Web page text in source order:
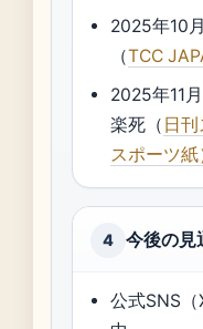
2025年10
（TCC
2025年11
楽死（ 日
スポーツ紙
4 今後の見
公式SNS